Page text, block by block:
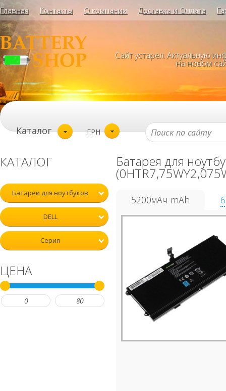
Главная Контакты О компании Доставка и Оплата
Сайт устарел. Актуальную
на новом
Каталог ГРН
КАТАЛОГ
Батареи для ноутбуков
DELL
Серия
ЦЕНА
Батарея для
5200мАч mAh